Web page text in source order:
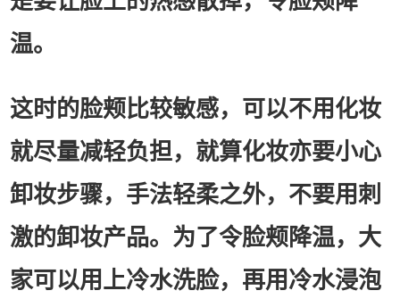
温。
这时的脸颊比较敏感，可以不用化妆
就尽量减轻负担，就算化妆亦要小心
卸妆步骤，手法轻柔之外，不要用刺
激的卸妆产品。为了令脸颊降温，大
家可以用上冷水洗脸，再用冷水浸泡